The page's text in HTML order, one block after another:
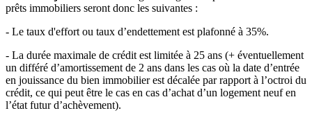
prêts immobiliers seront donc les suivantes :
- Le taux d'effort ou taux d’endettement est plafonné à 35%.
- La durée maximale de crédit est limitée à 25 ans (+ éventuellement
un différé d’amortissement de 2 ans dans les cas où la date d’entrée
en jouissance du bien immobilier est décalée par rapport à l’octroi du
crédit, ce qui peut être le cas en cas d’achat d’un logement neuf en
l’état futur d’achèvement).